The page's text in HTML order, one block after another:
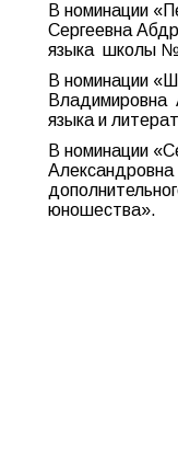
В номинации
Сергеевна
языка школы
В номинации
Владимировна
языка и
В номинации
юношества».